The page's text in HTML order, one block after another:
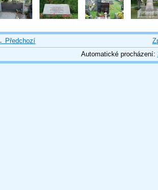
Předchozí
Automatické procházení: